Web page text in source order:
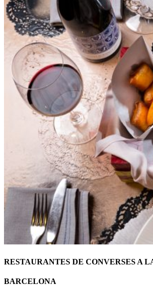
RESTAURANTES DE CONVERSES A
BARCELONA